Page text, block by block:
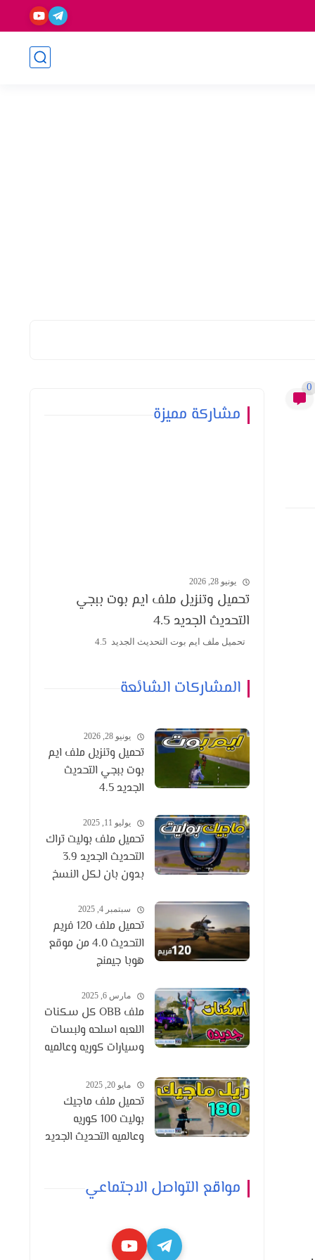
0
مشاركة مميزة
يونيو 28, 2026
تحميل وتنزيل ملف ايم بوت ببجي
التحديث الجديد 4.5
تحميل ملف ايم بوت التحديث الجديد 4.5
المشاركات الشائعة
يونيو 28, 2026
تحميل وتنزيل ملف ايم
بوت ببجي التحديث
الجديد 4.5
يوليو 11, 2025
تحميل ملف بوليت تراك
التحديث الجديد 3.9
بدون بان لكل النسخ
سبتمبر 4, 2025
تحميل ملف 120 فريم
التحديث 4.0 من موقع
هوبا جيمنج
مارس 6, 2025
ملف OBB كل سكنات
اللعبه اسلحه ولبسات
وسيارات كوريه وعالميه
مايو 20, 2025
تحميل ملف ماجيك
بوليت 100 كوريه
وعالميه التحديث الجديد
مواقع التواصل الاجتماعي